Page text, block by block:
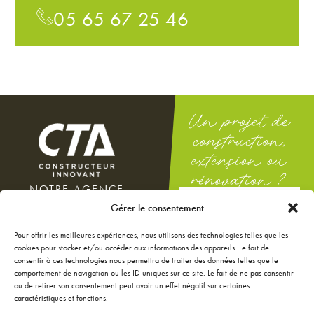
Gérer le consentement
Pour offrir les meilleures expériences, nous utilisons des technologies telles que les
cookies pour stocker et/ou accéder aux informations des appareils. Le fait de
consentir à ces technologies nous permettra de traiter des données telles que le
comportement de navigation ou les ID uniques sur ce site. Le fait de ne pas consentir
ou de retirer son consentement peut avoir un effet négatif sur certaines
caractéristiques et fonctions.
05 65 67 25 46
NOS ANNONCES
JE CONFIGURE MA
NOTRE AGENCE
100 rue Docteur Théodor
12000 Rodez
Du lundi au vendredi : 8h-12h
/ 14h-18h
Le samedi : 9h-12h
Un projet de
construction,
extension ou
rénovation ?
DEMANDEZ
GRATUITE